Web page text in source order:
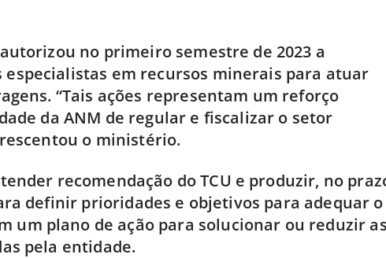
no primeiro semestre de 2023 a
especialistas em recursos minerais para atuar
“Tais ações representam um reforço
da ANM de regular e fiscalizar o setor
o ministério.
recomendação do TCU e produzir, no
definir prioridades e objetivos para adequar o
um plano de ação para solucionar ou reduzir as
pela entidade.